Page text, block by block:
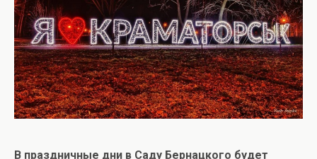
В праздничные дни в Саду Бернацкого будет